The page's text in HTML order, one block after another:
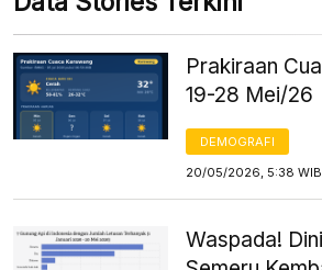
Prakiraan
19-28 Mei/26
DEMOGRAFI
20/05/2026, 5:38 WIB
Waspada!